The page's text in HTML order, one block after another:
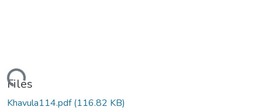
Loading...
Files
Khavula114.pdf(116.82 KB)